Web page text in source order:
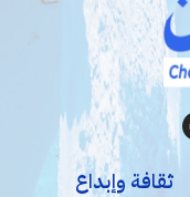
ثقافة وإبداع